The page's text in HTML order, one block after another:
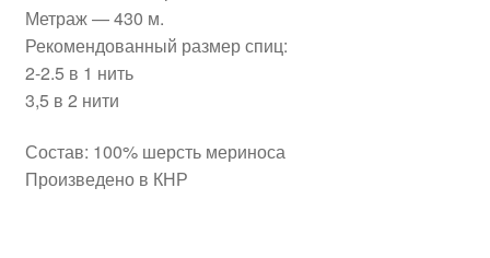
Метраж — 430 м.
Рекомендованный размер спиц:
2-2.5 в 1 нить
3,5 в 2 нити
Состав: 100% шерсть мериноса
Произведено в КНР